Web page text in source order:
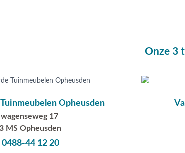
voorzien je graag van een deskundig advies op
Onze 3
Opheusden
17
MS Opheusden
0488-44 12 20